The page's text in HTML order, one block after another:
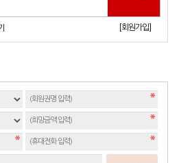
[회원가입]